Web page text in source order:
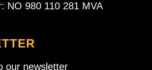
NO 980 110 281 MVA
our newsletter